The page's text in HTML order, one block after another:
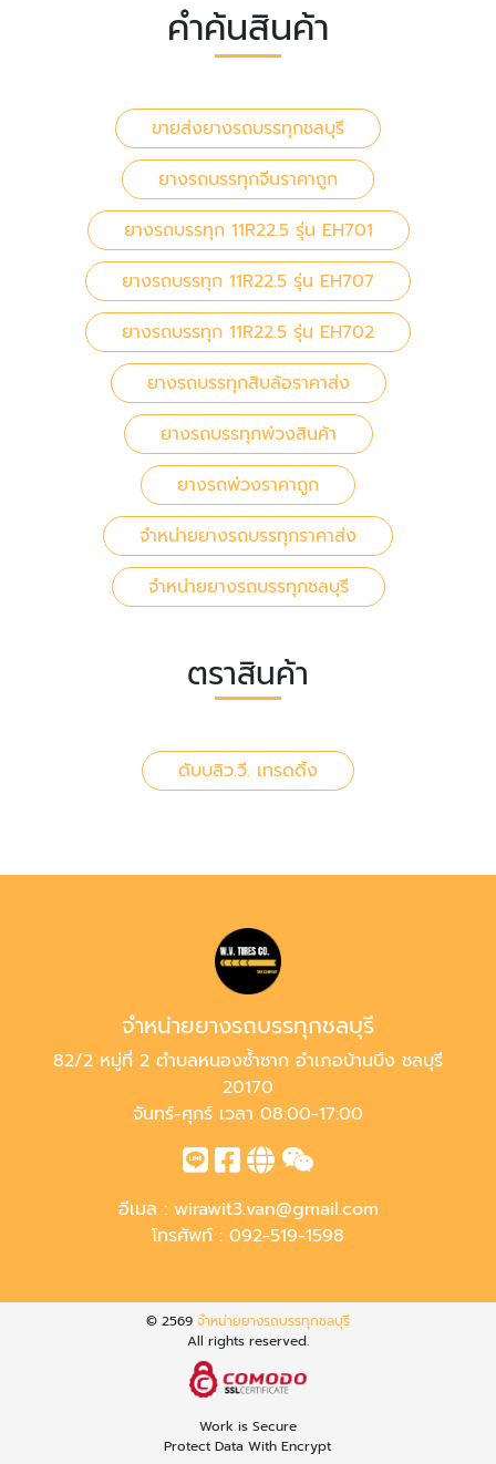
คำค้นสินค้า
ขายส่งยางรถบรรทุกชลบุรี
ยางรถบรรทุกจีนราคาถูก
ยางรถบรรทุก 11R22.5 รุ่น EH701
ยางรถบรรทุก 11R22.5 รุ่น EH707
ยางรถบรรทุก 11R22.5 รุ่น EH702
ยางรถบรรทุกสิบล้อราคาส่ง
ยางรถบรรทุกพ่วงสินค้า
ยางรถพ่วงราคาถูก
จำหน่ายยางรถบรรทุกราคาส่ง
จำหน่ายยางรถบรรทุกชลบุรี
ตราสินค้า
ดับบลิว.วี. เทรดดิ้ง
จำหน่ายยางรถบรรทุกชลบุรี
82/2 หมู่ที่ 2 ตำบลหนองซ้ำซาก อำเภอบ้านบึง ชลบุรี
20170
จันทร์-ศุกร์ เวลา 08:00-17:00
อีเมล : wirawit3.van@gmail.com
โทรศัพท์ : 092-519-1598
© 2569 จำหน่ายยางรถบรรทุกชลบุรี
All rights reserved.
Work is Secure
Protect Data With Encrypt